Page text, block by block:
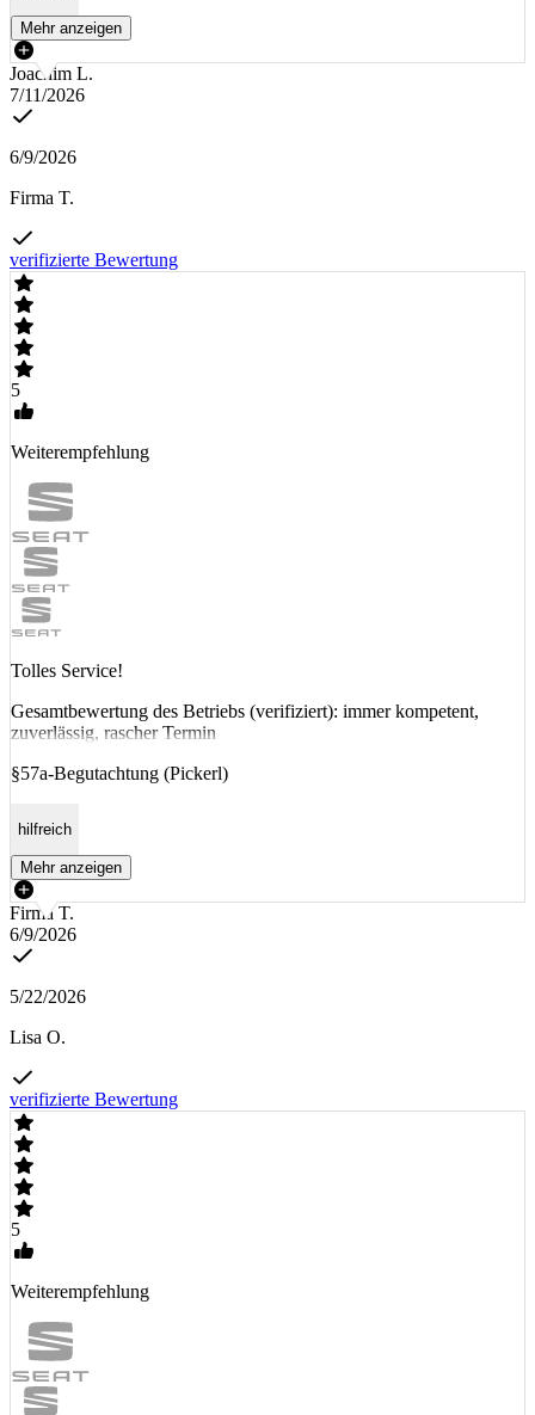
Mehr anzeigen
Joachim L.
7/11/2026
6/9/2026
Firma T.
verifizierte Bewertung
5
Weiterempfehlung
Tolles Service!
Gesamtbewertung des Betriebs (verifiziert): immer kompetent,
zuverlässig, rascher Termin
§57a-Begutachtung (Pickerl)
hilfreich
Mehr anzeigen
Firma T.
6/9/2026
5/22/2026
Lisa O.
verifizierte Bewertung
5
Weiterempfehlung